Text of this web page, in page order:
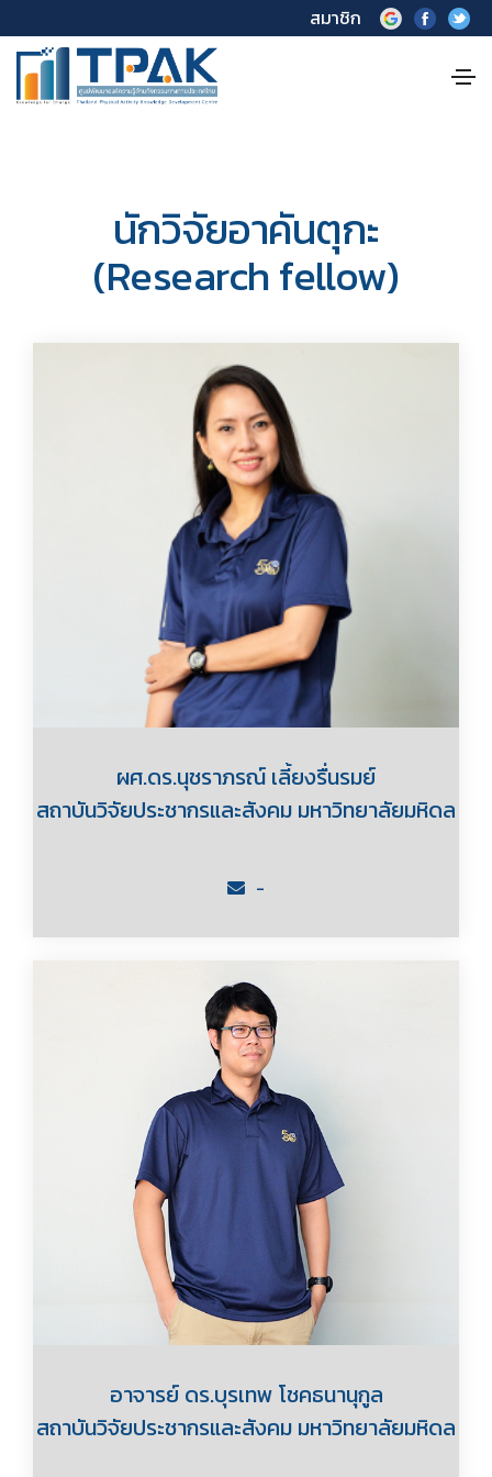
สมาชิก
นักวิจัยอาคันตุกะ
(Research fellow)
ผศ.ดร.นุชราภรณ์ เลี้ยงรื่นรมย์
สถาบันวิจัยประชากรและสังคม มหาวิทยาลัยมหิดล
-
อาจารย์ ดร.บุรเทพ โชคธนานุกูล
สถาบันวิจัยประชากรและสังคม มหาวิทยาลัยมหิดล